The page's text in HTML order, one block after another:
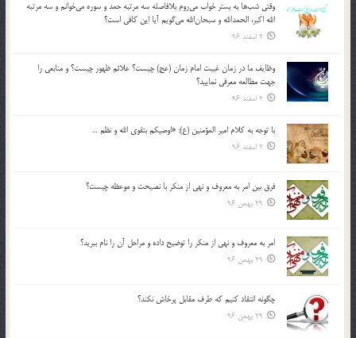
وقتي شب‌ها به بستر خواب مي‌روم بلافاصله سه مرتبه حمد و سوره مي‌خوانم و سه مرتبه
الله اكبر، الحمدالله و سبحان‌الله مي‌گويم آيا اين كافي است؟
2 اسفند 96
وظايف ما در زمان غيبت امام زمان (عج) چيست؟ علائم ظهور چيست؟ و منابعي را
جهت مطالعه معرفي نماييد؟
2 اسفند 96
با توجه به كلام امير المؤمنين (ع): «اوصيكم بتقوي الله و نظم …
2 اسفند 96
فرق بين امر به معروف و نهي از منكر با نصيحت و موعظه چيست؟
29 بهمن 96
امر به معروف و نهي از منكر را توضيح داده و مراحل آن را نام ببريد؟
29 بهمن 96
چگونه انتقاد كنيم كه طرف مقابل پرخاش نكند؟
29 بهمن 96